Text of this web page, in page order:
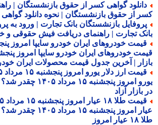
گواهی کسر از حقوق بازنشستگان |
از حقوق بازنشستگان | نحوه دانلود گواهی
بازنشستگان بانک تجارت | ورود به
تجارت | راهنمای دریافت فیش حقوقی و
| آخرین جدول قیمت محصولات ایران خودرو و
یورو امروز پنجشنبه ۱۵
آزاد
عیار امروز پنجشنبه ۱۵
امروز